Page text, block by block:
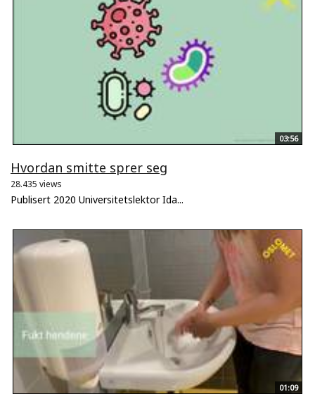
03:56
Hvordan smitte sprer seg
28.435 views
Publisert 2020 Universitetslektor Ida...
01:09